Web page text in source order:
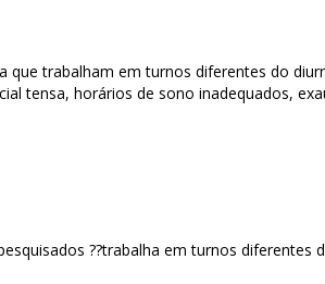
que trabalham em turnos diferentes do
tensa, horários de sono inadequados,
??trabalha em turnos